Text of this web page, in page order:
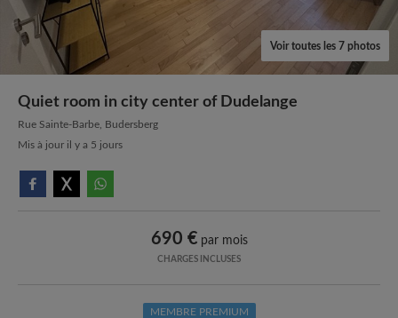
Voir toutes les 7 photos
Quiet room in city center of Dudelange
Rue Sainte-Barbe, Budersberg
Mis à jour il y a 5 jours
690 € par mois
CHARGES INCLUSES
MEMBRE PREMIUM